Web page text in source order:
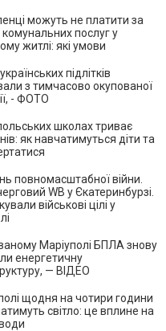
можуть не платити за
послуг у
житлі: які умови
підлітків
з тимчасово окупованої
- ФОТО
школах триває
як навчатимуться діти та
повномасштабної війни.
WB у Єкатеринбурзі.
військові цілі у
Маріуполі БПЛА знову
енергетичну
— ВІДЕО
щодня на чотири години
світло: це вплине на